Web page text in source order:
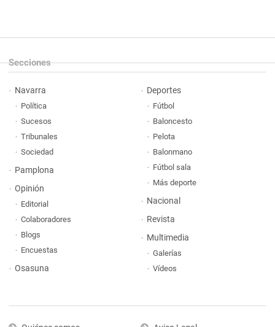
Secciones
Navarra
Política
Sucesos
Tribunales
Sociedad
Pamplona
Opinión
Editorial
Colaboradores
Blogs
Encuestas
Osasuna
Deportes
Fútbol
Baloncesto
Pelota
Balonmano
Fútbol sala
Más deporte
Nacional
Revista
Multimedia
Galerías
Vídeos